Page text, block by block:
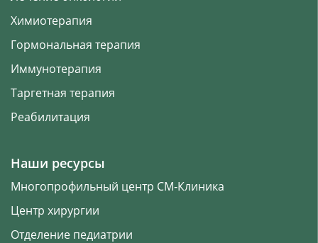
Химиотерапия
Гормональная терапия
Иммунотерапия
Таргетная терапия
Реабилитация
Наши ресурсы
Многопрофильный центр СМ‑Клиника
Центр хирургии
Отделение педиатрии